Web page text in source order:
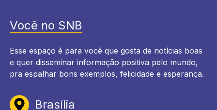
Você no SNB
Esse espaço é para você que gosta de notícias boas
e quer disseminar informação positiva pelo mundo,
pra espalhar bons exemplos, felicidade e esperança.
Brasília